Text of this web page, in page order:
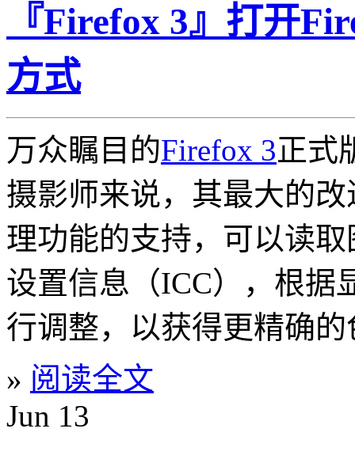
『Firefox 3』打开
方式
万众瞩目的Firefox 3正式
摄影师来说，其最大的
理功能的支持，可以读
设置信息（ICC），根据
行调整，以获得更精确
» 阅读全文
Jun 13